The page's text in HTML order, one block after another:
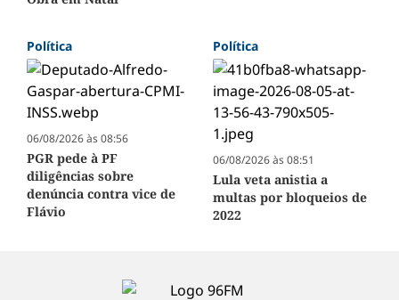
Política
06/08/2026 às 08:56
PGR pede à PF
diligências sobre
denúncia contra vice de
Flávio
Política
06/08/2026 às 08:51
Lula veta anistia a
multas por bloqueios de
2022